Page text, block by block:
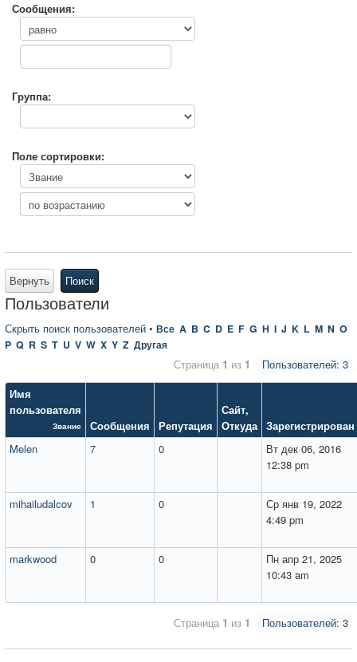
Сообщения:
Группа:
Поле сортировки:
Вернуть Поиск
Пользователи
Скрыть поиск пользователей • Все A B C D E F G H I J K L M N O
P Q R S T U V W X Y Z Другая
Пользователей: 3
Страница 1 из 1
Имя
пользователя
Звание Сообщения Репутация
Сайт,
Откуда Зарегистрирован
Melen
7 0
Вт дек 06, 2016
12:38 pm
mihailudalcov 1 0
Ср янв 19, 2022
4:49 pm
markwood 0 0
Пн апр 21, 2025
10:43 am
Пользователей: 3
Страница 1 из 1